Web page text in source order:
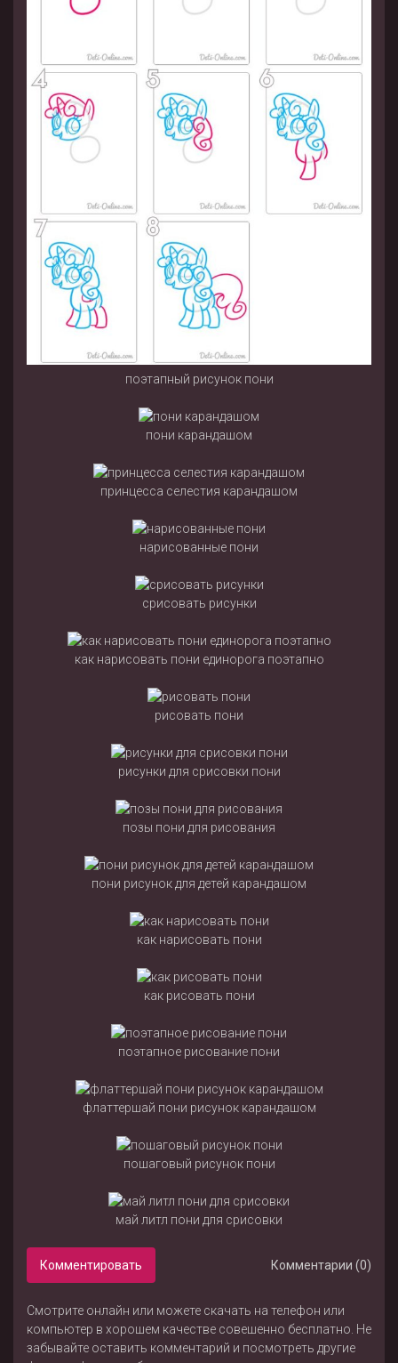
поэтапный рисунок пони
пони карандашом
принцесса селестия карандашом
нарисованные пони
срисовать рисунки
как нарисовать пони единорога поэтапно
рисовать пони
рисунки для срисовки пони
позы пони для рисования
пони рисунок для детей карандашом
как нарисовать пони
как рисовать пони
поэтапное рисование пони
флаттершай пони рисунок карандашом
пошаговый рисунок пони
май литл пони для срисовки
Комментировать Комментарии (0)
Смотрите онлайн или можете скачать на телефон или
компьютер в хорошем качестве совешенно бесплатно. Не
забывайте оставить комментарий и посмотреть другие